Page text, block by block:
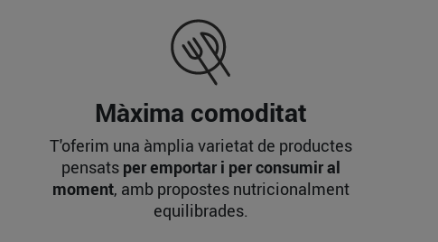
Màxima comoditat
T'oferim una àmplia varietat de productes
pensats per emportar i per consumir al
moment, amb propostes nutricionalment
equilibrades.